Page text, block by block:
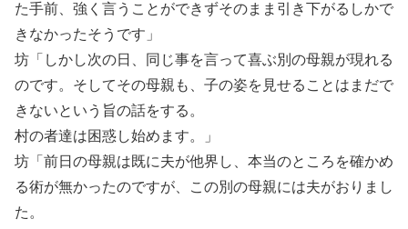
た手前、強く言うことができずそのまま引き下がるしかで
きなかったそうです」
坊「しかし次の日、同じ事を言って喜ぶ別の母親が現れる
のです。そしてその母親も、子の姿を見せることはまだで
きないという旨の話をする。
村の者達は困惑し始めます。」
坊「前日の母親は既に夫が他界し、本当のところを確かめ
る術が無かったのですが、この別の母親には夫がおりまし
た。